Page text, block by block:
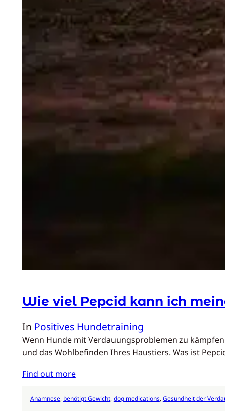
Wie viel Pepcid kann ich
In Positives Hundetraining
Wenn Hunde mit Verdauungsproblemen zu
und das Wohlbefinden Ihres Haustiers. Was ist
Find out more
Anamnese, benötigt Gewicht, dog medications, Gesundheit der